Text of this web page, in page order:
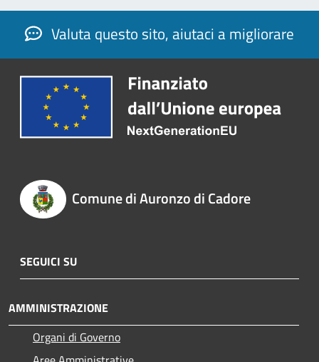
Valuta questo sito, aiutaci a migliorare
Comune di Auronzo di Cadore
SEGUICI SU
AMMINISTRAZIONE
Organi di Governo